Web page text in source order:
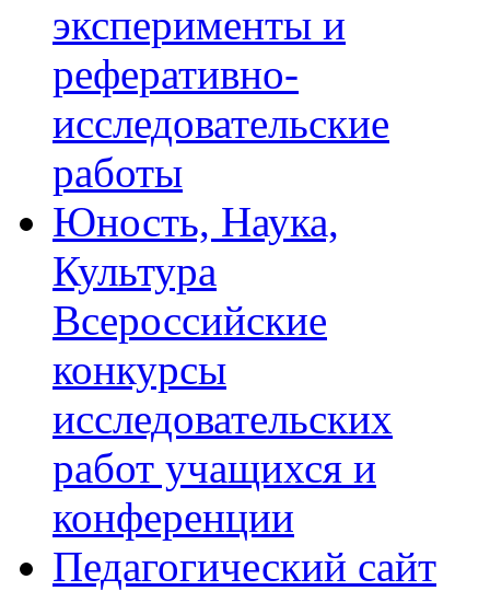
эксперименты и
реферативно-
исследовательские
работы
Юность, Наука,
Культура
Всероссийские
конкурсы
исследовательских
работ учащихся и
конференции
Педагогический сайт